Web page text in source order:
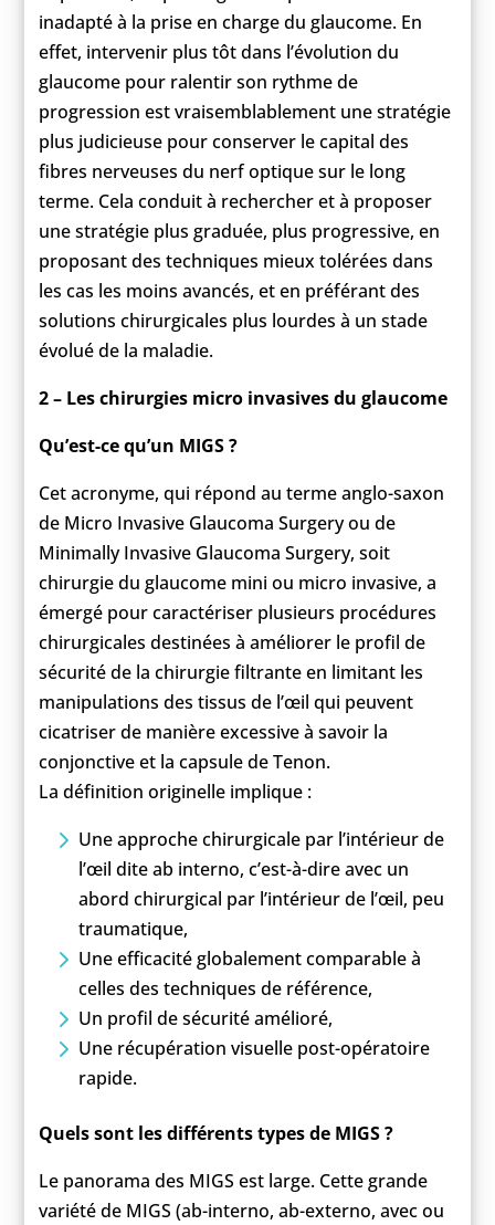
inadapté à la prise en charge du glaucome. En
effet, intervenir plus tôt dans l’évolution du
glaucome pour ralentir son rythme de
progression est vraisemblablement une stratégie
plus judicieuse pour conserver le capital des
fibres nerveuses du nerf optique sur le long
terme. Cela conduit à rechercher et à proposer
une stratégie plus graduée, plus progressive, en
proposant des techniques mieux tolérées dans
les cas les moins avancés, et en préférant des
solutions chirurgicales plus lourdes à un stade
évolué de la maladie.
2 – Les chirurgies micro invasives du glaucome
Qu’est-ce qu’un MIGS ?
Cet acronyme, qui répond au terme anglo-saxon
de Micro Invasive Glaucoma Surgery ou de
Minimally Invasive Glaucoma Surgery, soit
chirurgie du glaucome mini ou micro invasive, a
émergé pour caractériser plusieurs procédures
chirurgicales destinées à améliorer le profil de
sécurité de la chirurgie filtrante en limitant les
manipulations des tissus de l’œil qui peuvent
cicatriser de manière excessive à savoir la
conjonctive et la capsule de Tenon.
La définition originelle implique :
Une approche chirurgicale par l’intérieur de
l’œil dite ab interno, c’est-à-dire avec un
abord chirurgical par l’intérieur de l’œil, peu
traumatique,
Une efficacité globalement comparable à
celles des techniques de référence,
Un profil de sécurité amélioré,
Une récupération visuelle post-opératoire
rapide.
Quels sont les différents types de MIGS ?
Le panorama des MIGS est large. Cette grande
variété de MIGS (ab-interno, ab-externo, avec ou